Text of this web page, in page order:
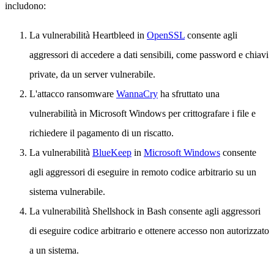
includono:
La vulnerabilità Heartbleed in OpenSSL consente agli
aggressori di accedere a dati sensibili, come password e chiavi
private, da un server vulnerabile.
L'attacco ransomware WannaCry ha sfruttato una
vulnerabilità in Microsoft Windows per crittografare i file e
richiedere il pagamento di un riscatto.
La vulnerabilità BlueKeep in Microsoft Windows consente
agli aggressori di eseguire in remoto codice arbitrario su un
sistema vulnerabile.
La vulnerabilità Shellshock in Bash consente agli aggressori
di eseguire codice arbitrario e ottenere accesso non autorizzato
a un sistema.